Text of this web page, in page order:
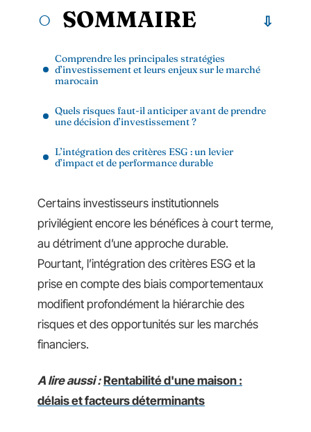
SOMMAIRE
Comprendre les principales stratégies
d’investissement et leurs enjeux sur le marché
marocain
Quels risques faut-il anticiper avant de prendre
une décision d’investissement ?
L’intégration des critères ESG : un levier
d’impact et de performance durable
Certains investisseurs institutionnels
privilégient encore les bénéfices à court terme,
au détriment d’une approche durable.
Pourtant, l’intégration des critères ESG et la
prise en compte des biais comportementaux
modifient profondément la hiérarchie des
risques et des opportunités sur les marchés
financiers.
A lire aussi : Rentabilité d'une maison :
délais et facteurs déterminants